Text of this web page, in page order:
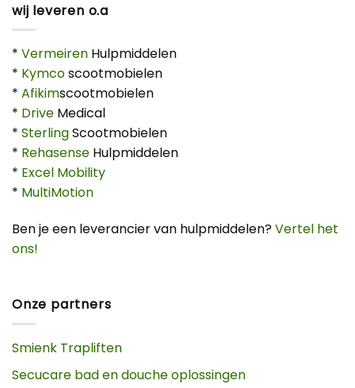
wij leveren o.a
* Vermeiren Hulpmiddelen
* Kymcoscootmobielen
* Afikimscootmobielen
* Drive Medical
* SterlingScootmobielen
* Rehasense Hulpmiddelen
* Excel Mobility
* MultiMotion
Ben je een leverancier van hulpmiddelen?Vertel het
ons!
Onze partners
Smienk Trapliften
Secucare bad en douche oplossingen